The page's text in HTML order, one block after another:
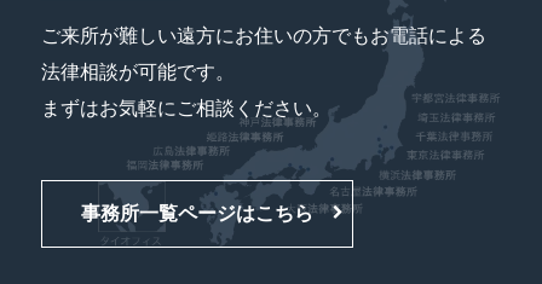
ご来所が難しい遠方にお住いの方でもお電話による
法律相談が可能です。
まずはお気軽にご相談ください。
事務所一覧ページはこちら